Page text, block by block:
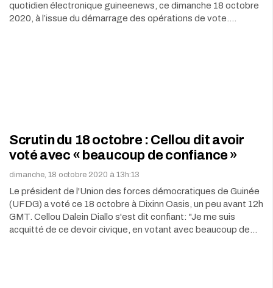
quotidien électronique guineenews, ce dimanche 18 octobre
2020, à l’issue du démarrage des opérations de vote.…
Scrutin du 18 octobre : Cellou dit avoir
voté avec « beaucoup de confiance »
dimanche, 18 octobre 2020 à 13h:13
Le président de l'Union des forces démocratiques de Guinée
(UFDG) a voté ce 18 octobre à Dixinn Oasis, un peu avant 12h
GMT. Cellou Dalein Diallo s'est dit confiant: "Je me suis
acquitté de ce devoir civique, en votant avec beaucoup de…